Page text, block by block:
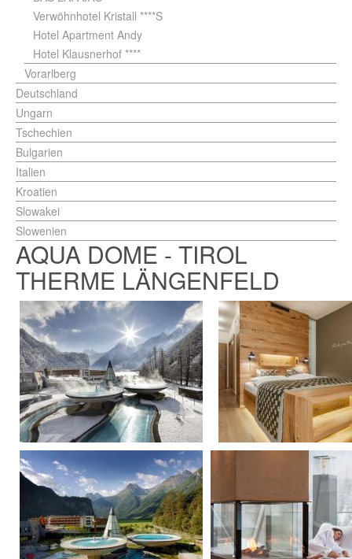
Verwöhnhotel Kristall ****S
Hotel Apartment Andy
Hotel Klausnerhof ****
Vorarlberg
Deutschland
Ungarn
Tschechien
Bulgarien
Italien
Kroatien
Slowakei
Slowenien
AQUA DOME - TIROL
THERME LÄNGENFELD